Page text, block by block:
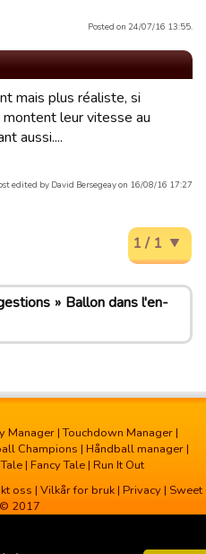
Posted on 24/07/16 13:55.
mais plus réaliste, si
leur vitesse au
aussi....
edited by David Bersegeay on 16/08/16 17:27
1 / 1
Ballon dans l'en-
Manager |Touchdown Manager |
Champions | Håndball manager |
| Fancy Tale | Run It Out
oss | Vilkår for bruk | Privacy | Sweet
2017